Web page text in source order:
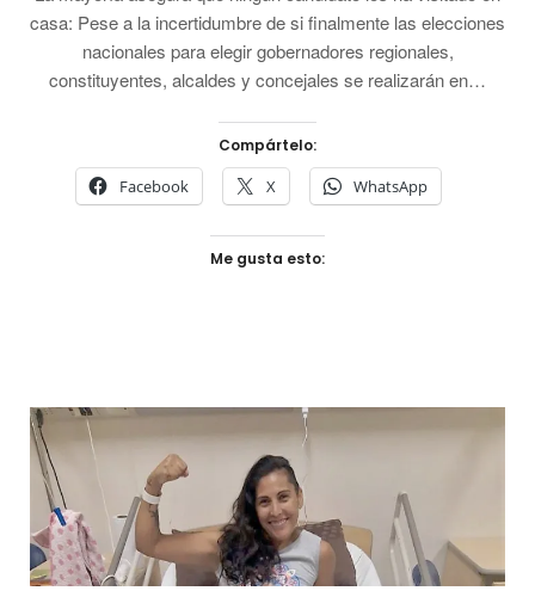
casa: Pese a la incertidumbre de si finalmente las elecciones
nacionales para elegir gobernadores regionales,
constituyentes, alcaldes y concejales se realizarán en…
Compártelo:
Facebook X WhatsApp
Me gusta esto: